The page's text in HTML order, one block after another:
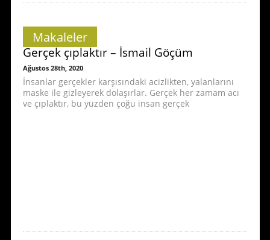
Makaleler
Gerçek çıplaktır – İsmail Göçüm
Ağustos 28th, 2020
İnsanlar gerçekler karşısındaki acizlikten, yalanlarını
maske ile gizleyerek dolaşırlar. Gerçek her zamam acı
ve çıplaktır, bu yüzden çoğu insan gerçek